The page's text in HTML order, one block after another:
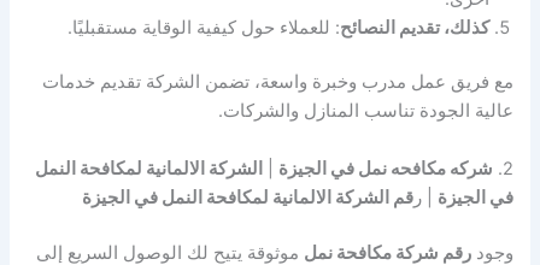
كذلك، تقديم النصائح: للعملاء حول كيفية الوقاية مستقبليًا.
مع فريق عمل مدرب وخبرة واسعة، تضمن الشركة تقديم خدمات
عالية الجودة تناسب المنازل والشركات.
2. شركه مكافحه نمل في الجيزة
الشركة الالمانية لمكافحة النمل
في الجيزة | رقم الشركة الالمانية لمكافحة النمل في الجيزة
وجودرقم شركة مكافحة نمل موثوقة يتيح لك الوصول السريع إلى